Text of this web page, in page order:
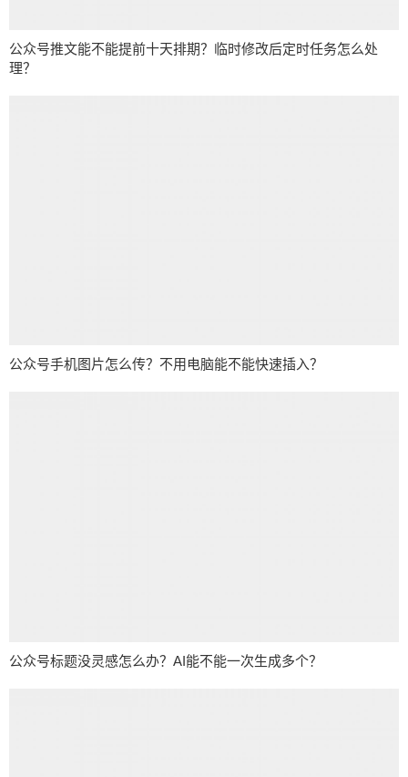
公众号推文能不能提前十天排期？临时修改后定时任务怎么处
理？
公众号手机图片怎么传？不用电脑能不能快速插入？
公众号标题没灵感怎么办？AI能不能一次生成多个？